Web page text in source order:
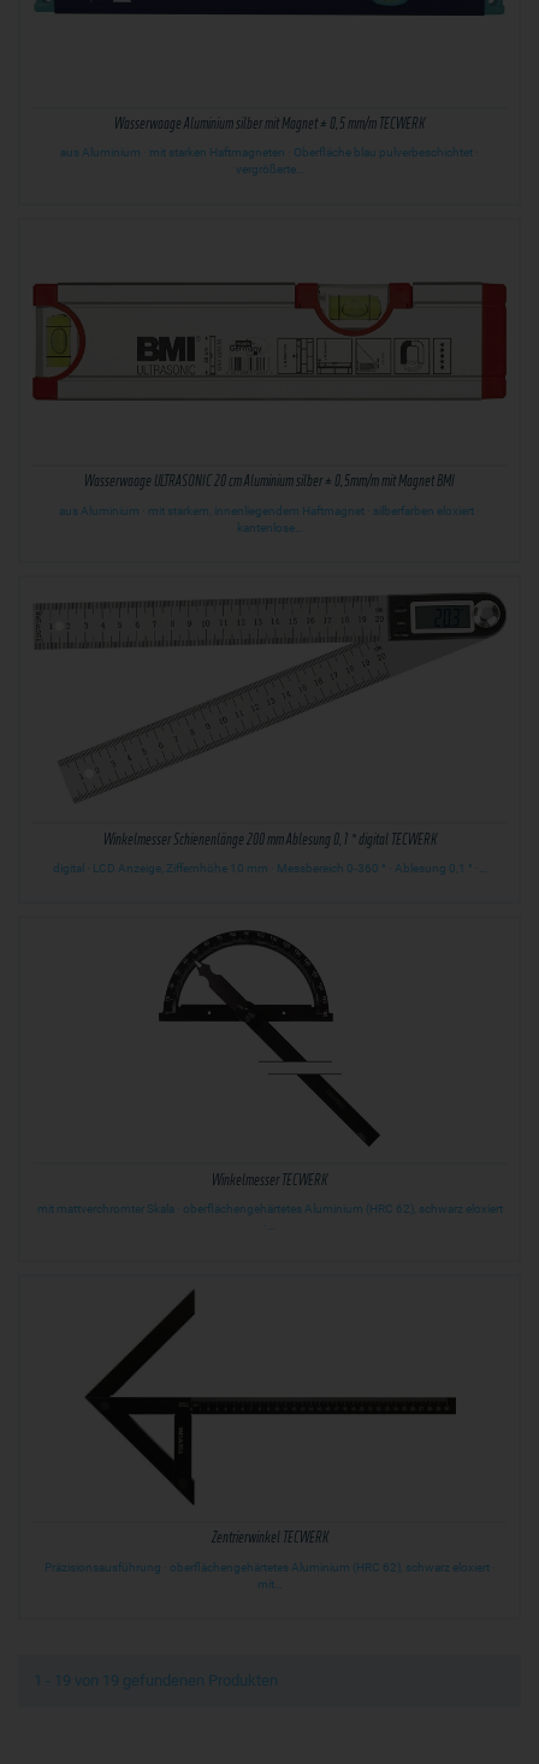
Wasserwaage Aluminium silber mit Magnet ± 0,5 mm/m TECWERK
aus Aluminium · mit starken Haftmagneten · Oberfläche blau pulverbeschichtet ·
vergrößerte…
Wasserwaage ULTRASONIC 20 cm Aluminium silber ± 0,5mm/m mit Magnet BMI
aus Aluminium · mit starkem, innenliegendem Haftmagnet · silberfarben eloxiert ·
kantenlose…
Winkelmesser Schienenlänge 200 mm Ablesung 0,1 ° digital TECWERK
digital · LCD Anzeige, Ziffernhöhe 10 mm · Messbereich 0-360 ° · Ablesung 0,1 ° ·…
Winkelmesser TECWERK
mit mattverchromter Skala · oberflächengehärtetes Aluminium (HRC 62), schwarz eloxiert
·…
Zentrierwinkel TECWERK
Präzisionsausführung · oberflächengehärtetes Aluminium (HRC 62), schwarz eloxiert ·
mit…
1 - 19 von 19 gefundenen Produkten